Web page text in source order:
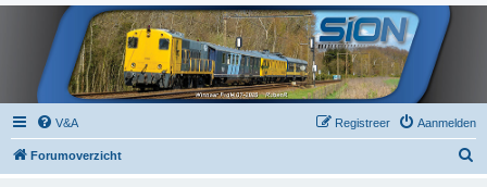
V&A Aanmelden
Registreer
Forumoverzicht